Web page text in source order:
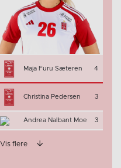
Maja Furu Sæteren 4
Christina Pedersen 3
Andrea Nalbant Moe 3
Vis flere